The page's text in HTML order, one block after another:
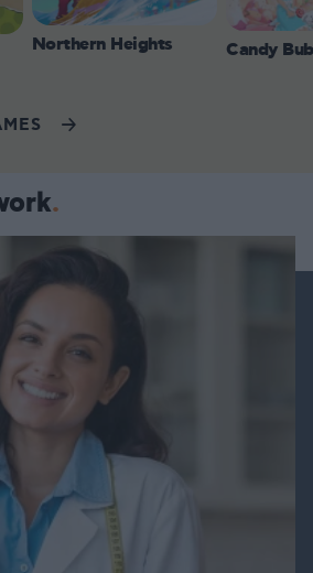
Northern Heights Candy